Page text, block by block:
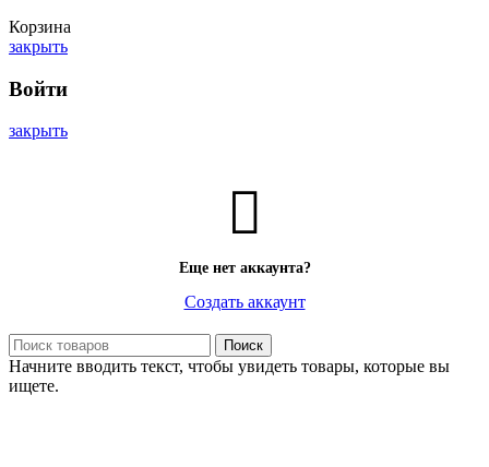
Корзина
закрыть
Войти
закрыть
Еще нет аккаунта?
Создать аккаунт
Поиск
Начните вводить текст, чтобы увидеть товары, которые вы
ищете.